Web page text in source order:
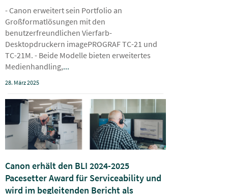
- Canon erweitert sein Portfolio an
Großformatlösungen mit den
benutzerfreundlichen Vierfarb-
Desktopdruckern imagePROGRAF TC-21 und
TC-21M. - Beide Modelle bieten erweitertes
Medienhandling,...
28. März 2025
Canon erhält den BLI 2024-2025
Pacesetter Award für Serviceability und
wird im begleitenden Bericht als